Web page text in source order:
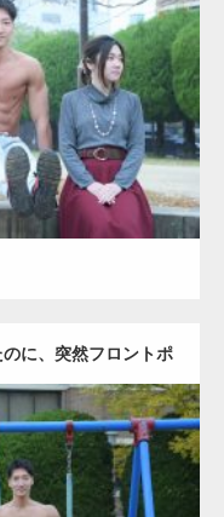
細マッチョ) 腹筋
に、突然フロントポ
ョ